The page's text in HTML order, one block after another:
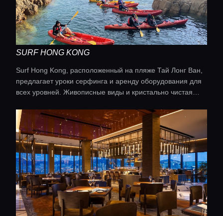
SURF HONG KONG
Surf Hong Kong, расположенный на пляже Тай Лонг Ван,
предлагает уроки серфинга и аренду оборудования для
всех уровней. Живописные виды и кристально чистая